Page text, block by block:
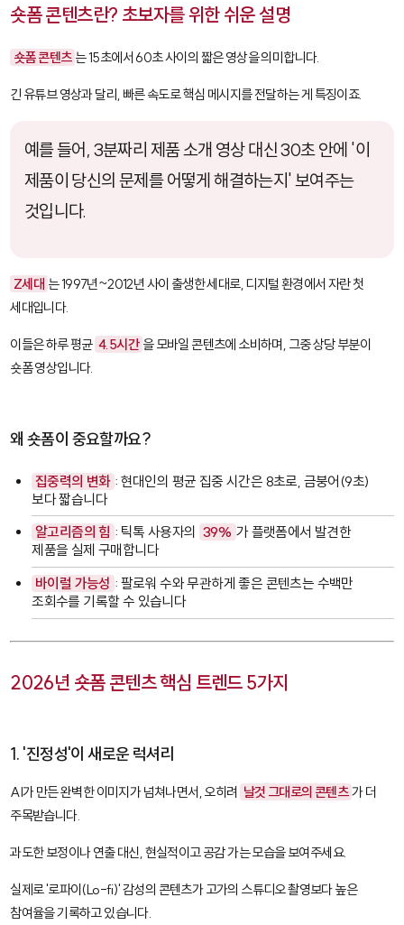
숏폼 콘텐츠란? 초보자를 위한 쉬운 설명
숏폼 콘텐츠 는 15초에서 60초 사이의 짧은 영상을 의미합니다.
긴 유튜브 영상과 달리, 빠른 속도로 핵심 메시지를 전달하는 게 특징이죠.
예를 들어, 3분짜리 제품 소개 영상 대신 30초 안에 '이
제품이 당신의 문제를 어떻게 해결하는지' 보여주는
것입니다.
Z세대 는 1997년~2012년 사이 출생한 세대로, 디지털 환경에서 자란 첫
세대입니다.
이들은 하루 평균 4.5시간 을 모바일 콘텐츠에 소비하며, 그중 상당 부분이
숏폼 영상입니다.
왜 숏폼이 중요할까요?
집중력의 변화 : 현대인의 평균 집중 시간은 8초로, 금붕어(9초)
보다 짧습니다
알고리즘의 힘 : 틱톡 사용자의 39% 가 플랫폼에서 발견한
제품을 실제 구매합니다
바이럴 가능성 : 팔로워 수와 무관하게 좋은 콘텐츠는 수백만
조회수를 기록할 수 있습니다
2026년 숏폼 콘텐츠 핵심 트렌드 5가지
1. '진정성'이 새로운 럭셔리
AI가 만든 완벽한 이미지가 넘쳐나면서, 오히려 날것 그대로의 콘텐츠 가 더
주목받습니다.
과도한 보정이나 연출 대신, 현실적이고 공감 가는 모습을 보여주세요.
실제로 '로파이(Lo-fi)' 감성의 콘텐츠가 고가의 스튜디오 촬영보다 높은
참여율을 기록하고 있습니다.